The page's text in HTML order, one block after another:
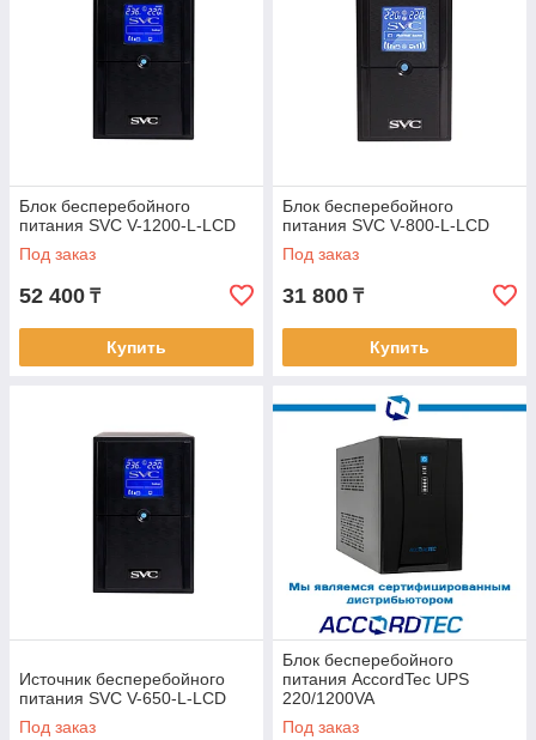
Блок бесперебойного
питания SVC V-1200-L-LCD
Под заказ
52 400 ₸
Купить
Блок бесперебойного
питания SVC V-800-L-LCD
Под заказ
31 800 ₸
Купить
Источник бесперебойного
питания SVC V-650-L-LCD
Под заказ
Блок бесперебойного
питания AccordTec UPS
220/1200VA
Под заказ